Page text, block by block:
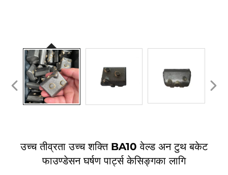
उच्च तीव्रता उच्च शक्ति BA10 वेल्ड अन टुथ बकेट
फाउण्डेसन घर्षण पार्ट्स केसिङ्गका लागि